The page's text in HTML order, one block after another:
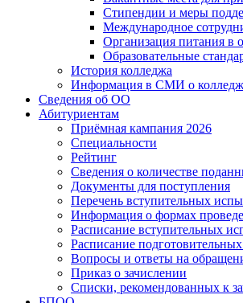
Стипендии и меры
Международное
Организация питания в
Образовательные
История колледжа
Информация в СМИ о
Сведения об ОО
Абитуриентам
Приёмная кампания 2026
Специальности
Рейтинг
Сведения о количестве
Документы для поступления
Перечень вступительных
Информация о формах
Расписание вступительных
Расписание
Вопросы и ответы на
Приказ о зачислении
Списки, рекомендованных к